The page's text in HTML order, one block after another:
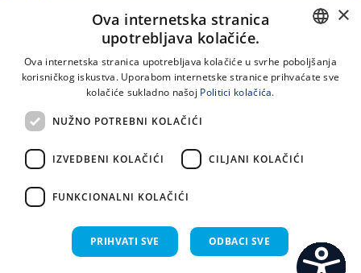
Spinčićeva 1, 21000 Split
LINKOVI
Uvjeti korištenja
CROATIAN
×
Ova internetska stranica
upotrebljava kolačiće.
Ova internetska stranica upotrebljava kolačiće u svrhe poboljšanja
korisničkog iskustva. Uporabom internetske stranice prihvaćate sve
kolačiće sukladno našoj Politici kolačića.
NUŽNO POTREBNI KOLAČIĆI
IZVEDBENI KOLAČIĆI CILJANI KOLAČIĆI
FUNKCIONALNI KOLAČIĆI
PRIHVATI SVE ODBACI SVE